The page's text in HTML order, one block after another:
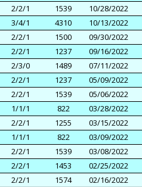
2/2/1 1539
10/28/2022
3/4/1 4310
10/13/2022
2/2/1 1500
09/30/2022
2/2/1 1237
09/16/2022
2/3/0 1489
07/11/2022
2/2/1 1237
05/09/2022
2/2/1 1539
05/06/2022
1/1/1 822
03/28/2022
2/2/1 1255
03/15/2022
1/1/1 822
03/09/2022
2/2/1 1539
03/08/2022
2/2/1 1453
02/25/2022
2/2/1 1574
02/16/2022